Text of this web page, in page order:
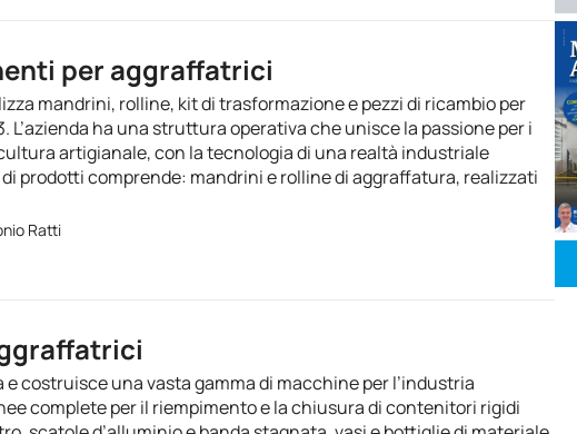
per aggraffatrici
mandrini, rolline, kit di trasformazione e pezzi di ricambio per
L’azienda ha una struttura operativa che unisce la passione per i
artigianale, con la tecnologia di una realtà industriale
di prodotti comprende: mandrini e rolline di aggraffatura, realizzati
Ratti
e costruisce una vasta gamma di macchine per l’industria
complete per il riempimento e la chiusura di contenitori rigidi